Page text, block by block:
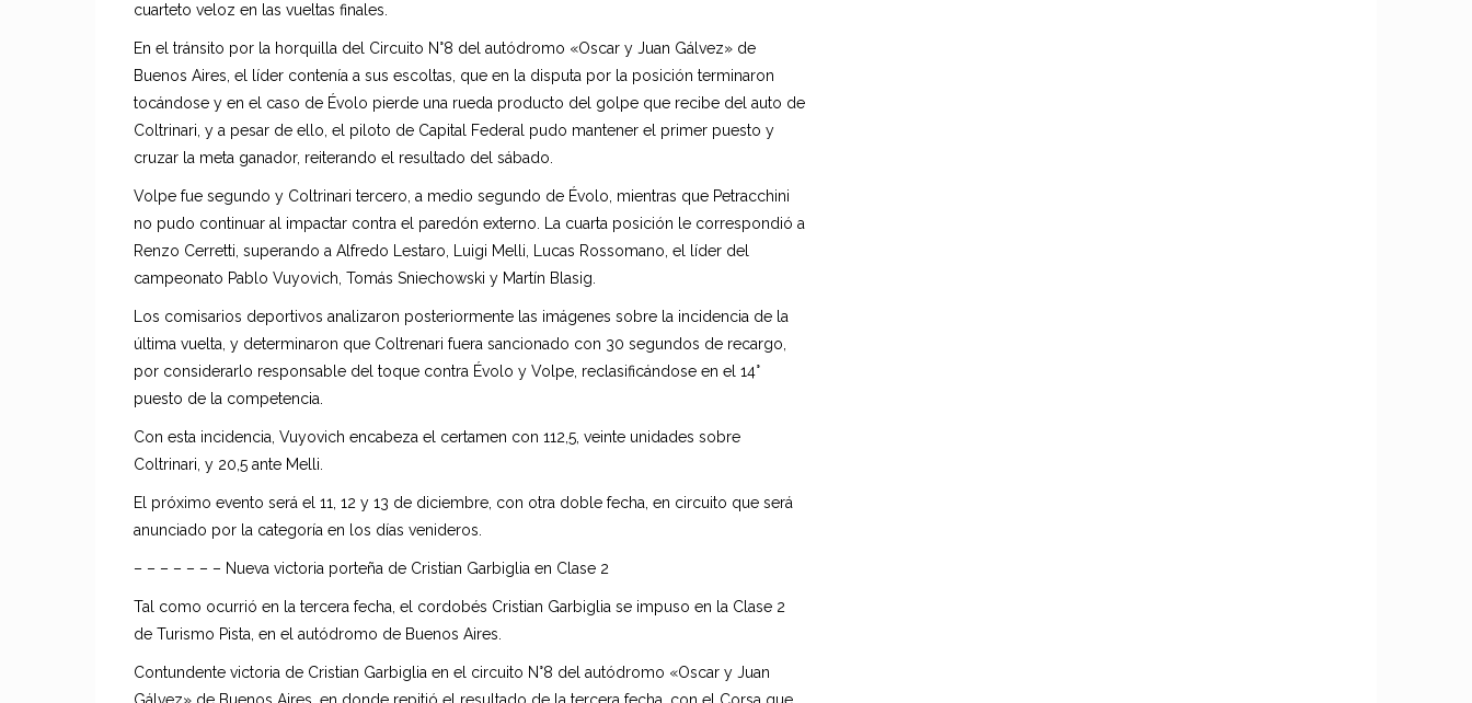
cuarteto veloz en las vueltas finales.
En el tránsito por la horquilla del Circuito N°8 del autódromo «Oscar y Juan Gálvez» de
Buenos Aires, el líder contenía a sus escoltas, que en la disputa por la posición terminaron
tocándose y en el caso de Évolo pierde una rueda producto del golpe que recibe del auto de
Coltrinari, y a pesar de ello, el piloto de Capital Federal pudo mantener el primer puesto y
cruzar la meta ganador, reiterando el resultado del sábado.
Volpe fue segundo y Coltrinari tercero, a medio segundo de Évolo, mientras que Petracchini
no pudo continuar al impactar contra el paredón externo. La cuarta posición le correspondió a
Renzo Cerretti, superando a Alfredo Lestaro, Luigi Melli, Lucas Rossomano, el líder del
campeonato Pablo Vuyovich, Tomás Sniechowski y Martín Blasig.
Los comisarios deportivos analizaron posteriormente las imágenes sobre la incidencia de la
última vuelta, y determinaron que Coltrenari fuera sancionado con 30 segundos de recargo,
por considerarlo responsable del toque contra Évolo y Volpe, reclasificándose en el 14°
puesto de la competencia.
Con esta incidencia, Vuyovich encabeza el certamen con 112,5, veinte unidades sobre
Coltrinari, y 20,5 ante Melli.
El próximo evento será el 11, 12 y 13 de diciembre, con otra doble fecha, en circuito que será
anunciado por la categoría en los días venideros.
– – – – – – – Nueva victoria porteña de Cristian Garbiglia en Clase 2
Tal como ocurrió en la tercera fecha, el cordobés Cristian Garbiglia se impuso en la Clase 2
de Turismo Pista, en el autódromo de Buenos Aires.
Contundente victoria de Cristian Garbiglia en el circuito N°8 del autódromo «Oscar y Juan